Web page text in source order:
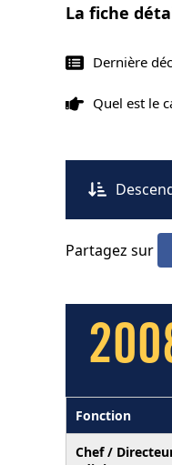
La fiche
Dernière
Quel est le
Partagez sur
Fonction
Chef /